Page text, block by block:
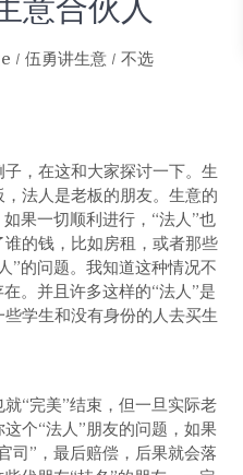
意合伙人
/ 伍勇讲生意 / 不选
，在这和大家探讨一下。生
法人是老板的朋友。生意的
果一切顺利进行，“法人”也
的钱，比如房租，或者那些
”的问题。我知道这种情况不
。并且许多这样的“法人”是
学生和没有身份的人去买生
“完美”结束，但一旦实际老
个“法人”朋友的问题，如果
司”，最后赔偿，后果就会落